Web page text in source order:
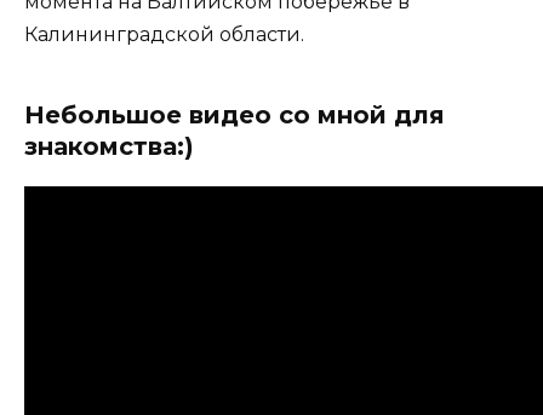
Калининградской области.
Небольшое видео со мной для
знакомства:)